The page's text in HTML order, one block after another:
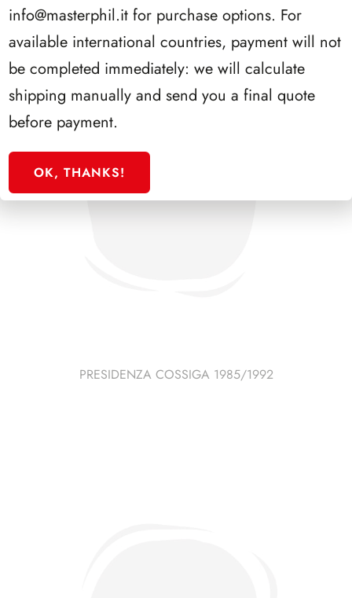
PRESIDENZA COSSIGA 1985/1992
info@masterphil.it for purchase options. For
available international countries, payment will not
be completed immediately: we will calculate
shipping manually and send you a final quote
before payment.
OK, THANKS!